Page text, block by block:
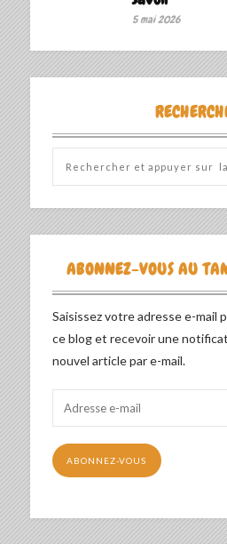
5 mai 2026
ABONNEZ-VOUS AU
Saisissez votre adresse e-mail
ce blog et recevoir une
nouvel article par e-mail.
mail
ABONNEZ-VOUS